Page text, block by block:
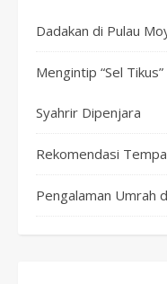
Dadakan di Pulau
Mengintip “Sel
Syahrir Dipenjara
Rekomendasi
Pengalaman Umrah